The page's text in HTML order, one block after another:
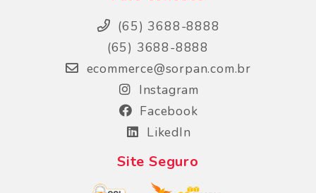
(65) 3688-8888
(65) 3688-8888
ecommerce@sorpan.com.br
Instagram
Facebook
LikedIn
Site Seguro